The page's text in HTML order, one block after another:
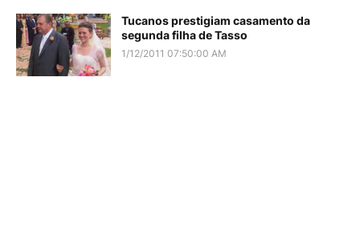
Tucanos prestigiam casamento da
segunda filha de Tasso
1/12/2011 07:50:00 AM